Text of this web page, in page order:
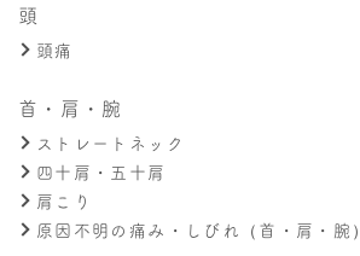
頭
頭痛
首・肩・腕
ストレートネック
四十肩・五十肩
肩こり
原因不明の痛み・しびれ（首・肩・腕）